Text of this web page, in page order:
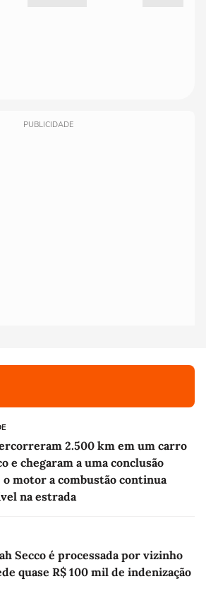
PUBLICIDADE
2.500 km em um carro
e chegaram a uma conclusão
motor a combustão continua
na estrada
Secco é processada por vizinho
quase R$ 100 mil de indenização